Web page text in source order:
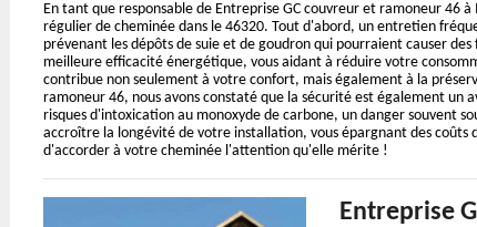
En tant que responsable de Entreprise GC couvreur et ramoneur 46
régulier de cheminée dans le 46320. Tout d'abord, un entretien
prévenant les dépôts de suie et de goudron qui pourraient causer
meilleure efficacité énergétique, vous aidant à réduire votre
contribue non seulement à votre confort, mais également à la
ramoneur 46, nous avons constaté que la sécurité est également
risques d'intoxication au monoxyde de carbone, un danger souvent
accroître la longévité de votre installation, vous épargnant des
d'accorder à votre cheminée l'attention qu'elle mérite !
Entreprise